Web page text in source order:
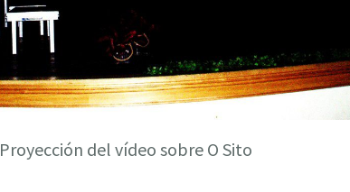
Proyección del vídeo sobre O Sito